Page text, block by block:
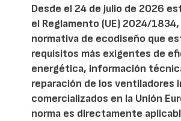
Desde el 24 de julio de 2026
el Reglamento (UE) 2024/1834,
normativa de ecodiseño que
requisitos más exigentes de
energética, información
reparación de los ventiladores
comercializados en la Unión
norma es directamente